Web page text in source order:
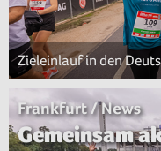
Zieleinlauf in den
Frankfurt / News
Gemeinsam